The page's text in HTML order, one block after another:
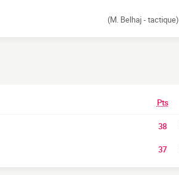
(M. Belhaj - tactique)
Pts
38
37